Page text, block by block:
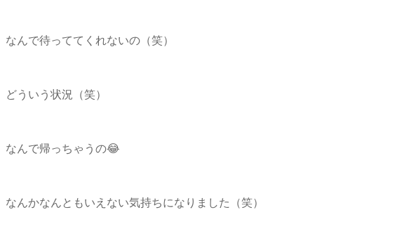
なんで待っててくれないの（笑）
どういう状況（笑）
なんで帰っちゃうの😂
なんかなんともいえない気持ちになりました（笑）